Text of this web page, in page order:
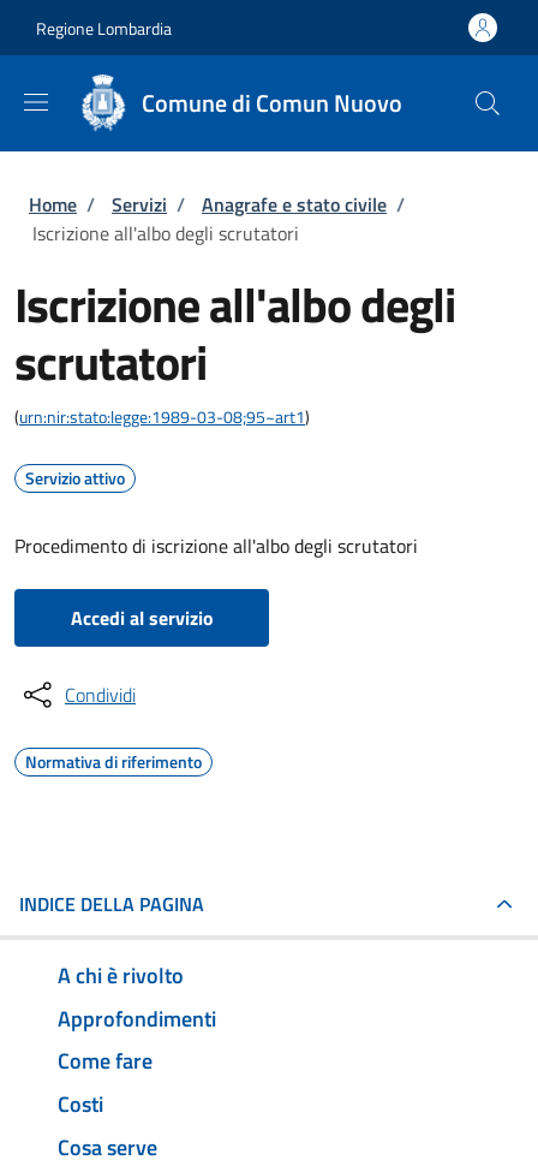
Regione Lombardia
Comune di Comun Nuovo
Briciole di pane
Home / Servizi / Anagrafe e stato civile /
Iscrizione all'albo degli scrutatori
Iscrizione all'albo degli
scrutatori
(urn:nir:stato:legge:1989-03-08;95~art1)
Servizio attivo
Procedimento di iscrizione all'albo degli scrutatori
Accedi al servizio
Condividi
Normativa di riferimento
INDICE DELLA PAGINA
A chi è rivolto
Approfondimenti
Come fare
Costi
Cosa serve